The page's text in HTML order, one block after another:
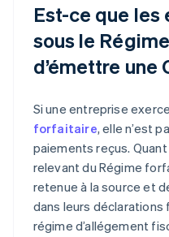
Est-ce que
sous le
d’émettre une
Si une entreprise
forfaitaire, elle n’est
paiements reçus.
relevant du Régime
retenue à la source et
dans leurs
régime d’allégement